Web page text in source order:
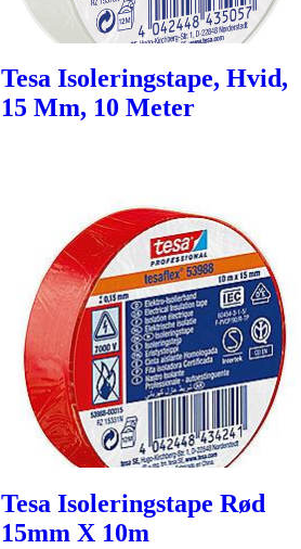
Tesa Isoleringstape, Hvid,
15 Mm, 10 Meter
Tesa Isoleringstape Rød
15mm X 10m